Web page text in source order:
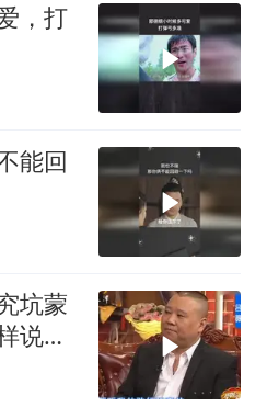
，打
能回
坑蒙
说就